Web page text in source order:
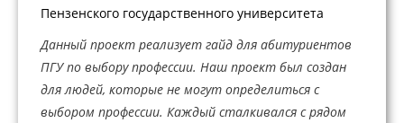
Пензенского государственного университета
Данный проект реализует гайд для абитуриентов
ПГУ по выбору профессии. Наш проект был создан
для людей, которые не могут определиться с
выбором профессии. Каждый сталкивался с рядом